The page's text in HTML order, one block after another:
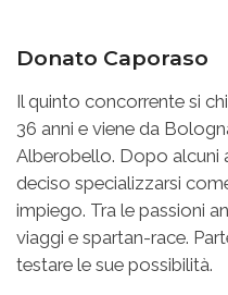
Donato Caporaso
Il quinto concorrente si
36 anni e viene da
Alberobello. Dopo alcuni
deciso specializzarsi
impiego. Tra le passioni
viaggi e spartan-race.
testare le sue possibilità.